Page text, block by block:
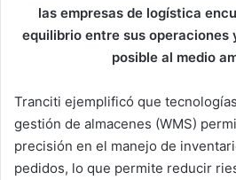
las empresas de logística
equilibrio entre sus operaciones
posible al medio
Tranciti ejemplificó que
gestión de almacenes (WMS)
precisión en el manejo de
pedidos, lo que permite reducir